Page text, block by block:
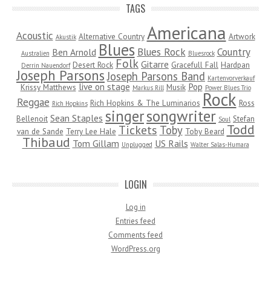
TAGS
Acoustic Akustik Alternative Country Americana Artwork
Australien Ben Arnold Blues Blues Rock Bluesrock Country
Derrin Nauendorf Desert Rock Folk Gitarre Gracefull Fall Hardpan
Joseph Parsons Joseph Parsons Band Kartenvorverkauf
Krissy Matthews live on stage Markus Rill Musik Pop Power Blues Trio
Reggae Rich Hopkins Rich Hopkins & The Luminarios Rock Ross
Bellenoit Sean Staples singersongwriter Soul Stefan
van de Sande Terry Lee Hale Tickets Toby Toby Beard Todd
Thibaud Tom Gillam Unplugged US Rails Walter Salas-Humara
LOGIN
Log in
Entries feed
Comments feed
WordPress.org